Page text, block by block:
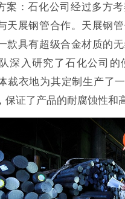
案：石化公司经过多方
天展钢管合作。天展钢
款具有超级合金材质的
深入研究了石化公司的
裁衣地为其定制生产了
保证了产品的耐腐蚀性和